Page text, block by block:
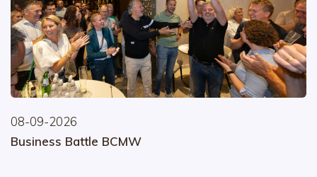
08-09-2026
Business Battle BCMW